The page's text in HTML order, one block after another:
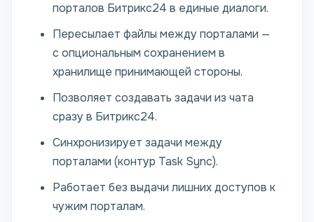
порталов Битрикс24 в единые диалоги.
Пересылает файлы между порталами —
с опциональным сохранением в
хранилище принимающей стороны.
Позволяет создавать задачи из чата
сразу в Битрикс24.
Синхронизирует задачи между
порталами (контур Task Sync).
Работает без выдачи лишних доступов к
чужим порталам.